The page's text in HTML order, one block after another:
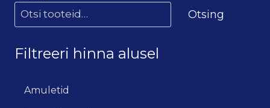
Otsing
Filtreeri hinna alusel
Amuletid